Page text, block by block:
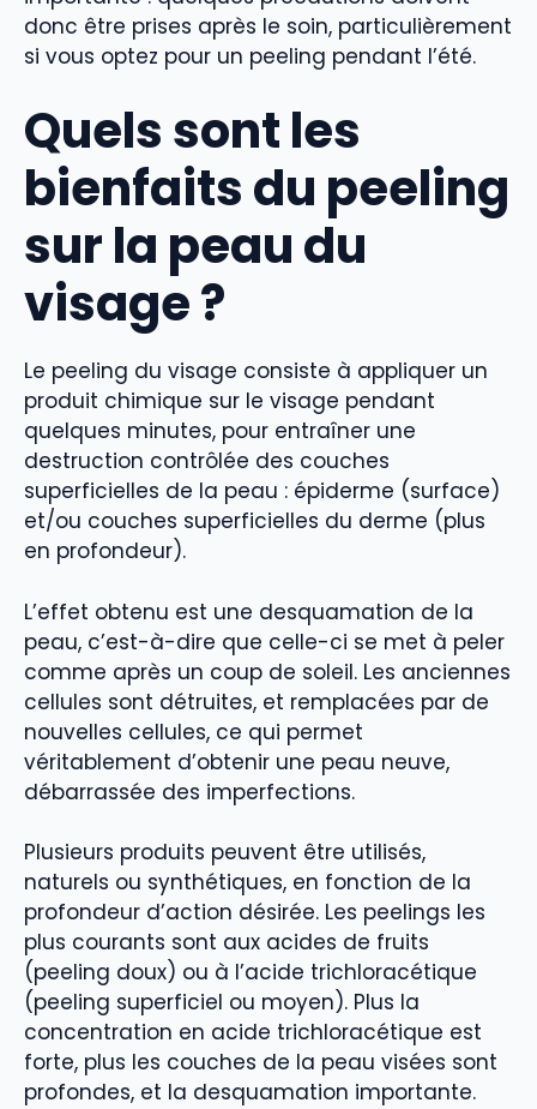
donc être prises après le soin, particulièrement
si vous optez pour un peeling pendant l’été.
Quels sont les
bienfaits du peeling
sur la peau du
visage ?
Le peeling du visage consiste à appliquer un
produit chimique sur le visage pendant
quelques minutes, pour entraîner une
destruction contrôlée des couches
superficielles de la peau : épiderme (surface)
et/ou couches superficielles du derme (plus
en profondeur).
L’effet obtenu est une desquamation de la
peau, c’est-à-dire que celle-ci se met à peler
comme après un coup de soleil. Les anciennes
cellules sont détruites, et remplacées par de
nouvelles cellules, ce qui permet
véritablement d’obtenir une peau neuve,
débarrassée des imperfections.
Plusieurs produits peuvent être utilisés,
naturels ou synthétiques, en fonction de la
profondeur d’action désirée. Les peelings les
plus courants sont aux acides de fruits
(peeling doux) ou à l’acide trichloracétique
(peeling superficiel ou moyen). Plus la
concentration en acide trichloracétique est
forte, plus les couches de la peau visées sont
profondes, et la desquamation importante.